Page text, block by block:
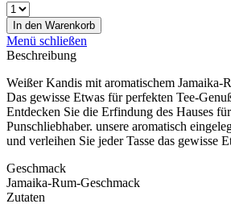
In den Warenkorb
Menü schließen
Beschreibung
Weißer Kandis mit aromatischem Jamaika-
Das gewisse Etwas für perfekten Tee-
Entdecken Sie die Erfindung des Hauses
Punschliebhaber. unsere aromatisch
und verleihen Sie jeder Tasse das gewisse
Geschmack
Jamaika-Rum-Geschmack
Zutaten